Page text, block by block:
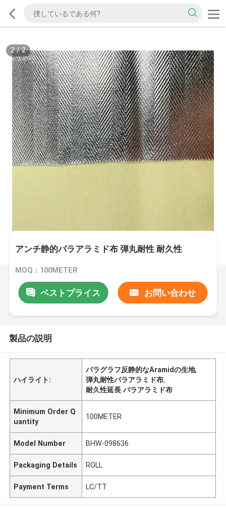
2/2
アンチ静的パラアラミド布 弾丸耐性 耐久性
MOQ：100METER
ベストプライス お問い合わせ
製品の説明
ハイライト:
パラグラフ反静的なAramidの生地,
弾丸耐性パラアラミド布,
耐久性延長 パラアラミド布
Minimum Order Q
uantity
100METER
Model Number BHW-098636
Packaging Details ROLL
Payment Terms LC/TT